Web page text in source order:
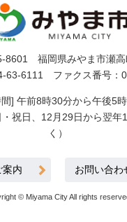
8601 福岡県みやま市瀬高
63-6111 ファクス番号：
] 午前8時30分から午後5
・祝日、12月29日から翌年
く）
案内 お問い合わ
© Miyama City All rights